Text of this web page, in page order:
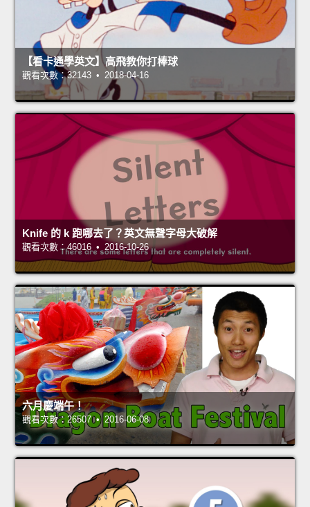
【看卡通學英文】高飛教你打棒球
觀看次數：32143 • 2018-04-16
Knife 的 k 跑哪去了？英文無聲字母大破解
觀看次數：46016 • 2016-10-26
六月慶端午！
觀看次數：26507 • 2016-06-08